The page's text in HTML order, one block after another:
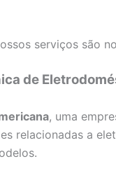
serviços são
de
, uma
relacionadas a